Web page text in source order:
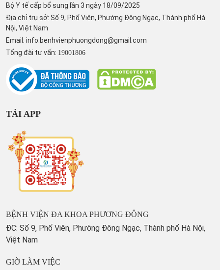
Bộ Y tế cấp bổ sung lần 3 ngày 18/09/2025
Địa chỉ trụ sở: Số 9, Phố Viên, Phường Đông Ngạc, Thành phố Hà
Nội, Việt Nam
Email: info.benhvienphuongdong@gmail.com
Tổng đài tư vấn: 19001806
TẢI APP
BỆNH VIỆN ĐA KHOA PHƯƠNG ĐÔNG
ĐC: Số 9, Phố Viên, Phường Đông Ngạc, Thành phố Hà Nội,
Việt Nam
GIỜ LÀM VIỆC